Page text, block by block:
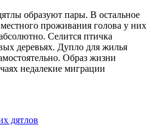
образуют пары. В остальное
проживания голова у них
Селится птичка
деревьях. Дупло для жилья
Образ жизни
недалекие миграции